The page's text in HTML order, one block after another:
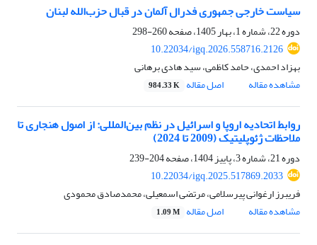
سیاست خارجی جمهوری فدرال آلمان در قبال حزب‌الله لبنان
دوره 22، شماره 1، بهار 1405، صفحه
260-298
10.22034/igq.2026.558716.2126
بهزاد احمدی، حامد کاظمی، سید هادی برهانی
مشاهده مقاله
اصل مقاله 984.33 K
روابط اتحادیه اروپا و اسرائیل در نظم بین‌المللی: از اصول هنجاری تا
ملاحظات ژئوپلیتیک (2009 تا 2024)
دوره 21، شماره 3، پاییز 1404، صفحه
204-239
10.22034/igq.2025.517869.2033
فریبرز ارغوانی پیرسلامی، مرتضی اسمعیلی، محمدصادق محمودی
مشاهده مقاله
اصل مقاله 1.09 M